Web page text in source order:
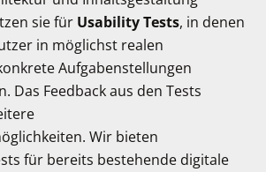
sie für Usability Tests, in denen
in möglichst realen
Aufgabenstellungen
Das Feedback aus den Tests
Wir bieten
für bereits bestehende digitale